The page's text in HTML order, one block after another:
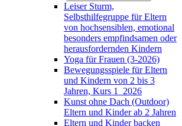
Leiser Sturm,
Selbsthilfegruppe für Eltern
von hochsensiblen, emotional
besonders empfindsamen oder
herausfordernden Kindern
Yoga für Frauen (3-2026)
Bewegungsspiele für Eltern
und Kindern von 2 bis 3
Jahren, Kurs 1_2026
Kunst ohne Dach (Outdoor)
Eltern und Kinder ab 2 Jahren
Eltern und Kinder backen